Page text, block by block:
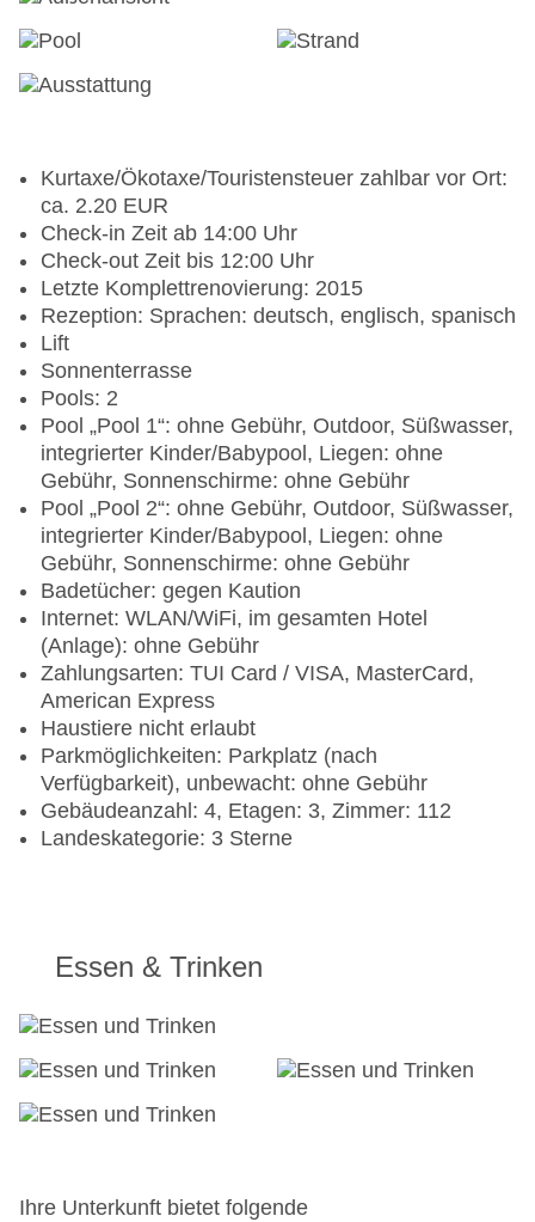
Kurtaxe/Ökotaxe/Touristensteuer zahlbar vor Ort:
ca. 2.20 EUR
Check-in Zeit ab 14:00 Uhr
Check-out Zeit bis 12:00 Uhr
Letzte Komplettrenovierung: 2015
Rezeption: Sprachen: deutsch, englisch, spanisch
Lift
Sonnenterrasse
Pools: 2
Pool „Pool 1“: ohne Gebühr, Outdoor, Süßwasser,
integrierter Kinder/Babypool, Liegen: ohne
Gebühr, Sonnenschirme: ohne Gebühr
Pool „Pool 2“: ohne Gebühr, Outdoor, Süßwasser,
integrierter Kinder/Babypool, Liegen: ohne
Gebühr, Sonnenschirme: ohne Gebühr
Badetücher: gegen Kaution
Internet: WLAN/WiFi, im gesamten Hotel
(Anlage): ohne Gebühr
Zahlungsarten: TUI Card / VISA, MasterCard,
American Express
Haustiere nicht erlaubt
Parkmöglichkeiten: Parkplatz (nach
Verfügbarkeit), unbewacht: ohne Gebühr
Gebäudeanzahl: 4, Etagen: 3, Zimmer: 112
Landeskategorie: 3 Sterne
Essen & Trinken
Ihre Unterkunft bietet folgende